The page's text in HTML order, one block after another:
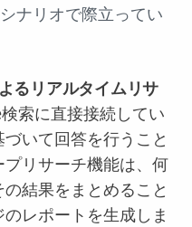
ナリオで際立ってい
るリアルタイムリサ
索に直接接続してい
いて回答を行うこと
リサーチ機能は、何
結果をまとめること
レポートを生成しま